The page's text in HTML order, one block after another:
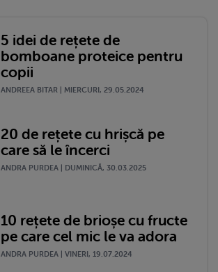
5 idei de rețete de
bomboane proteice pentru
copii
ANDREEA BITAR | MIERCURI, 29.05.2024
20 de rețete cu hrișcă pe
care să le încerci
ANDRA PURDEA | DUMINICĂ, 30.03.2025
10 rețete de brioșe cu fructe
pe care cel mic le va adora
ANDRA PURDEA | VINERI, 19.07.2024